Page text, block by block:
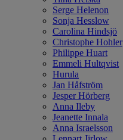
Serge Helenon
Sonja Hesslow
Carolina Hindsjö
Christophe Hohler
Philippe Huart
Emmeli Hultqvist
Hurula
Jan Håfström
Jesper Hörberg
Anna Ileby
Jeanette Innala
Anna Israelsson